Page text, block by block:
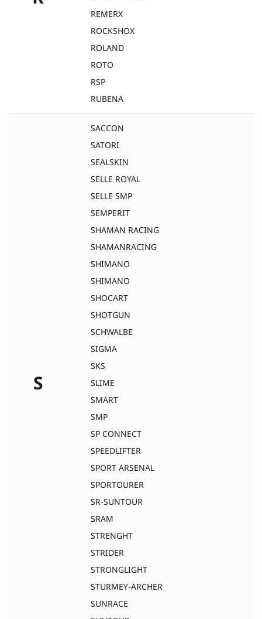
REMERX
ROCKSHOX
ROLAND
ROTO
RSP
RUBENA
S
SACCON
SATORI
SEALSKIN
SELLE ROYAL
SELLE SMP
SEMPERIT
SHAMAN RACING
SHAMANRACING
SHIMANO
SHIMANO
SHOCART
SHOTGUN
SCHWALBE
SIGMA
SKS
SLIME
SMART
SMP
SP CONNECT
SPEEDLIFTER
SPORT ARSENAL
SPORTOURER
SR-SUNTOUR
SRAM
STRENGHT
STRIDER
STRONGLIGHT
STURMEY-ARCHER
SUNRACE